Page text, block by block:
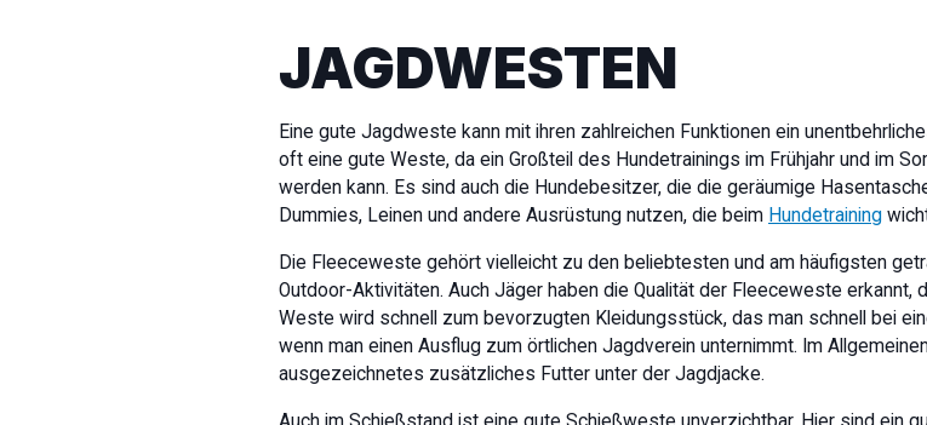
JAGDWESTEN
Eine gute Jagdweste kann mit ihren zahlreichen Funktionen ein
oft eine gute Weste, da ein Großteil des Hundetrainings im Frühjahr und im
werden kann. Es sind auch die Hundebesitzer, die die geräumige
Dummies, Leinen und andere Ausrüstung nutzen, die beim Hundetraining
Die Fleeceweste gehört vielleicht zu den beliebtesten und am häufigsten
Outdoor-Aktivitäten. Auch Jäger haben die Qualität der Fleeceweste erkannt,
Weste wird schnell zum bevorzugten Kleidungsstück, das man schnell bei
wenn man einen Ausflug zum örtlichen Jagdverein unternimmt. Im
ausgezeichnetes zusätzliches Futter unter der Jagdjacke.